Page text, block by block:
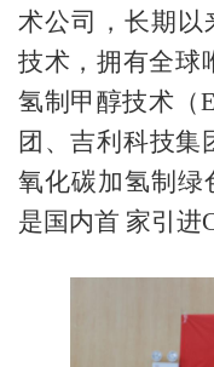
术公司，长期以
技术，拥有全球
氢制甲醇技术（
团、吉利科技集
氧化碳加氢制绿
是国内首 家引进